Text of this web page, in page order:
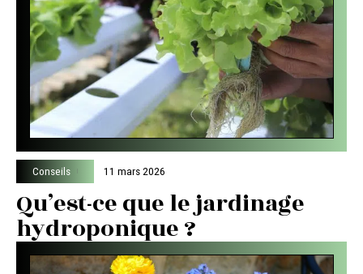
Conseils 11 mars 2026
Qu’est-ce que le jardinage
hydroponique ?